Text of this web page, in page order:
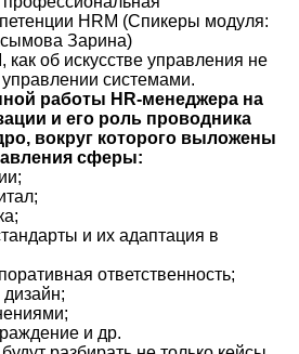
HRM (Спикеры модуля:
Зарина)
об искусстве управления не
системами.
работы HR-менеджера на
и его роль проводника
вокруг которого выложены
сферы:
и их адаптация в
ответственность;
и др.